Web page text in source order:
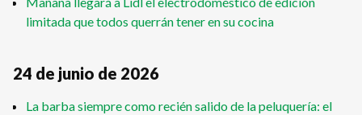
limitada que todos querrán tener en su cocina
24 de junio de 2026
La barba siempre como recién salido de la peluquería: el